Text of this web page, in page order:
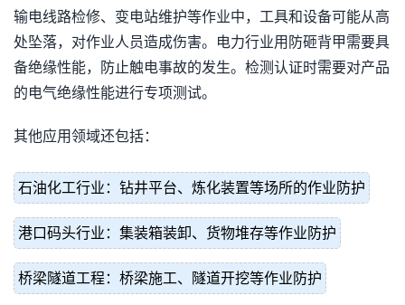
输电线路检修、变电站维护等作业中，工具和设备可能从高
处坠落，对作业人员造成伤害。电力行业用防砸背甲需要具
备绝缘性能，防止触电事故的发生。检测认证时需要对产品
的电气绝缘性能进行专项测试。
其他应用领域还包括：
石油化工行业：钻井平台、炼化装置等场所的作业防护
港口码头行业：集装箱装卸、货物堆存等作业防护
桥梁隧道工程：桥梁施工、隧道开挖等作业防护